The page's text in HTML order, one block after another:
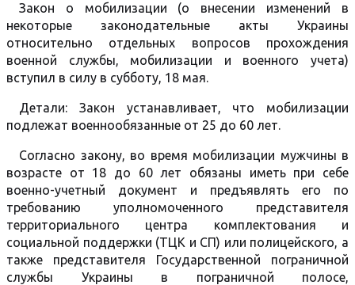
Закон о мобилизации (о внесении изменений в
некоторые законодательные акты Украины
относительно отдельных вопросов прохождения
военной службы, мобилизации и военного учета)
вступил в силу в субботу, 18 мая.
Детали: Закон устанавливает, что мобилизации
подлежат военнообязанные от 25 до 60 лет.
Согласно закону, во время мобилизации мужчины в
возрасте от 18 до 60 лет обязаны иметь при себе
военно-учетный документ и предъявлять его по
требованию уполномоченного представителя
территориального центра комплектования и
социальной поддержки (ТЦК и СП) или полицейского, а
также представителя Государственной пограничной
службы Украины в пограничной полосе,